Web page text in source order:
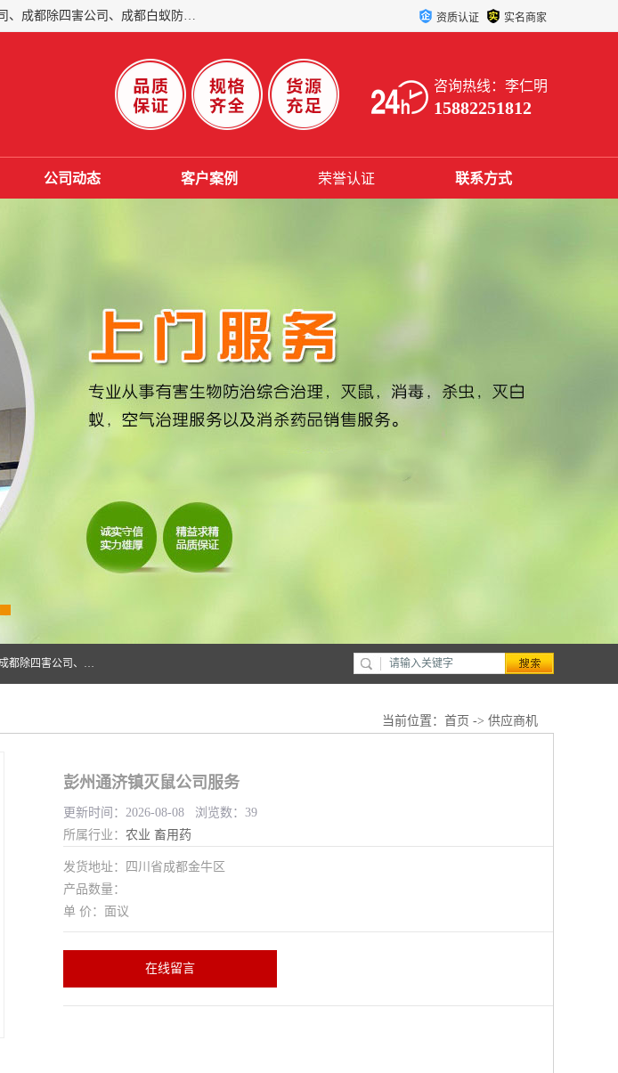
成都仁民有害生物防治服务有限公司是一家经营成都灭跳蚤公司、成都灭鼠公司、成都除虫公司、成都除四害公司、成都白蚁防治公司、成都杀虫公司等。业务覆盖：青白江、郫县、简阳、金堂、乐山、眉山、绵阳、彭州等区域。 由于我们的专业技术和服务态度得到了肯定、 目前公司已经与省内外的多个金 融企业、高端写字楼、星级酒 店、宾馆餐饮企业、学校、制造生产企业、物业小区建立了长期友好的合作关系。 资质认证 实名商家
咨询热线：李仁明
15882251812
公司动态 客户案例 荣誉认证 联系方式
成都仁民有害生物防治服务有限公司是一家经营成都灭跳蚤公司、成都灭鼠公司、成都除虫公司、成都除四害公司、成都白蚁防治公司、成都杀虫公司等。业务覆盖：青白江、郫县、简阳、金堂、乐山、眉山、绵阳、彭州等区域。 由于我们的专业技术和服务态度得到了肯定、 目前公司已经与省内外的多个金 融企业、高端写字楼、星级酒 店、宾馆餐饮企业、学校、制造生产企业、物业小区建立了长期友好的合作关系。
当前位置： 首页 -> 供应商机
彭州通济镇灭鼠公司服务
更新时间：2026-08-08 浏览数：39
所属行业： 农业 畜用药
发货地址：四川省成都金牛区
产品数量：
单 价：面议
在线留言